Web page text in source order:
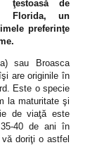
ţestoasă de
Florida, un
preferinţe
sau Broasca
are originile în
Este o specie
la maturitate şi
de viaţă este
40 de ani în
doriţi o astfel